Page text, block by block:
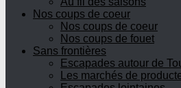
Nos coups de coeur
Nos coups de coeur
Nos coups de fouet
Sans frontières
Escapades autour de
Les marchés de